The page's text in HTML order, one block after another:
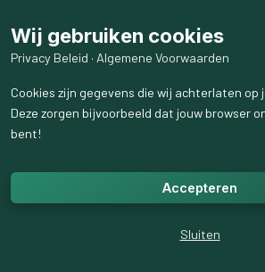
Wij gebruiken cookies
Privacy Beleid · Algemene Voorwaarden
Cookies zijn gegevens die wij achterlaten op
Deze zorgen bijvoorbeeld dat jouw browser
bent!
Accepteren
Sluiten